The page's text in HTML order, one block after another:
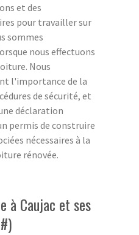
et des
pour travailler sur
sommes
nous effectuons
Nous
l'importance de la
de sécurité, et
déclaration
permis de construire
nécessaires à la
rénovée.
à Caujac et ses